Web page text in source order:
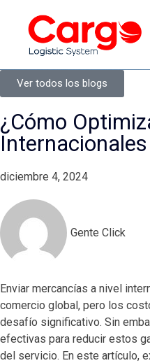
Ver todos los blogs
¿Cómo
diciembre 4, 2024
Gente Click
Enviar mercancías a nivel
comercio global, pero los
desafío significativo. Sin
efectivas para reducir estos
del servicio. En este artículo,